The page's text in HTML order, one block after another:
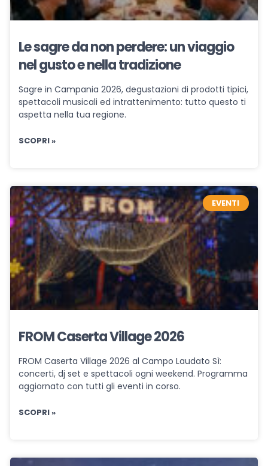
Le sagre da non perdere: un viaggio
nel gusto e nella tradizione
Sagre in Campania 2026, degustazioni di prodotti tipici,
spettacoli musicali ed intrattenimento: tutto questo ti
aspetta nella tua regione.
SCOPRI »
EVENTI
FROM Caserta Village 2026
FROM Caserta Village 2026 al Campo Laudato Sì:
concerti, dj set e spettacoli ogni weekend. Programma
aggiornato con tutti gli eventi in corso.
SCOPRI »